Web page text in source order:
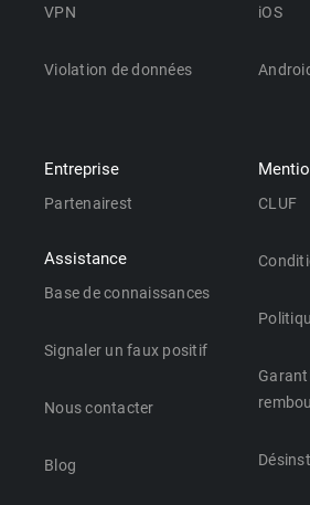
VPN
Violation de données
iOS
Entreprise
Partenairest
Assistance
Base de connaissances
Signaler un faux positif
Nous contacter
Blog
CLUF